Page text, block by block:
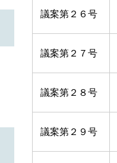
議案第２６号
議案第２７号
議案第２８号
議案第２９号